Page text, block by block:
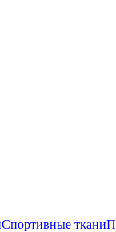
Спортивные ткани